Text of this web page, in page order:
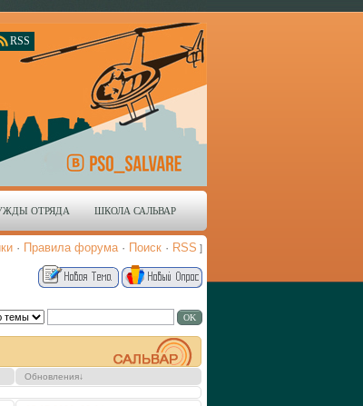
RSS
ОТРЯДА ШКОЛА САЛЬВАР
· Правила форума· Поиск · RSS ]
Обновления↓